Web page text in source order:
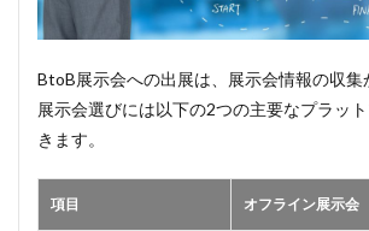
BtoB展示会への出展は、展示会情報の収集
展示会選びには以下の2つの主要なプラッ
きます。
項目 オフライン展示会